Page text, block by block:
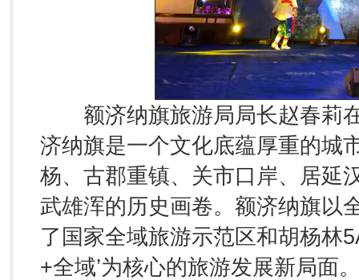
额济纳旗旅游局局长赵春莉在
济纳旗是一个文化底蕴厚重的城
杨、古郡重镇、关市口岸、居延
武雄浑的历史画卷。额济纳旗以
了国家全域旅游示范区和胡杨林
+全域’为核心的旅游发展新局面